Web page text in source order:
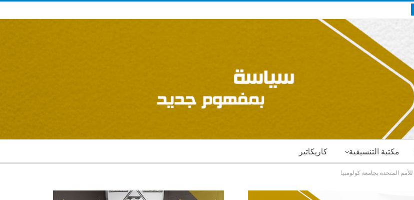
كاريكاتير مكتبة التنسيقية
المتحدة بجامعة كولومبيا